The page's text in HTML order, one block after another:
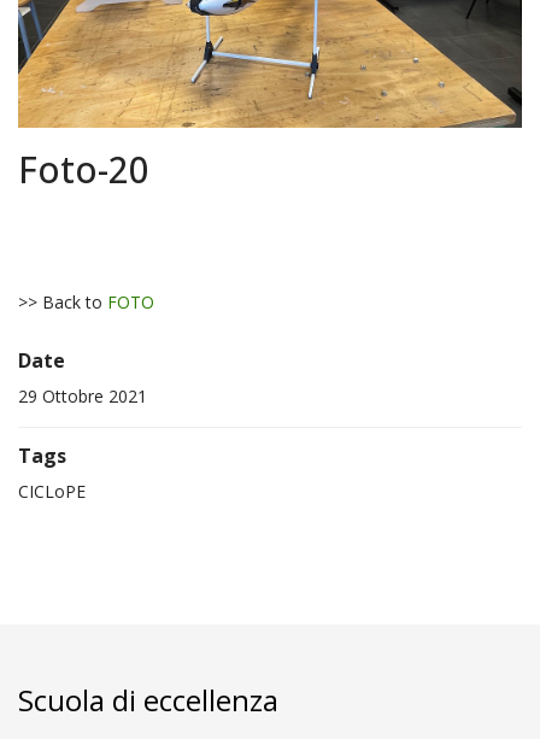
Foto-20
>> Back to FOTO
Date
29 Ottobre 2021
Tags
CICLoPE
Scuola di eccellenza